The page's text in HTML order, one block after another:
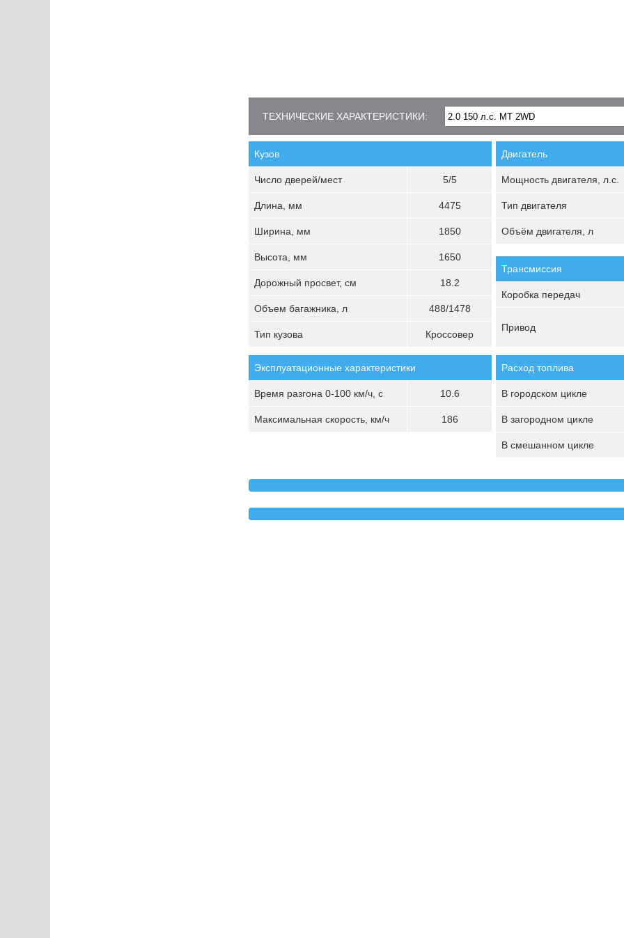
ТЕХНИЧЕСКИЕ ХАРАКТЕРИСТИКИ:
Кузов
Число дверей/мест 5/5
Длина, мм 4475
Ширина, мм 1850
Высота, мм 1650
Дорожный просвет, см 18.2
Объем багажника, л 488/1478
Тип кузова Кроссовер
Двигатель
Мощность двигателя, л.с.
Тип двигателя
Объём двигателя, л
Трансмиссия
Коробка передач
Привод
Эксплуатационные характеристики
Время разгона 0-100 км/ч, с 10.6
Максимальная скорость, км/ч 186
Расход топлива
В городском цикле
В загородном цикле
В смешанном цикле